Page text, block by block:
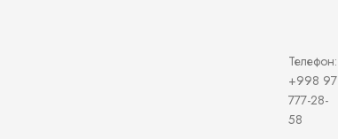
Телефон:
+998 97
777-28-
58